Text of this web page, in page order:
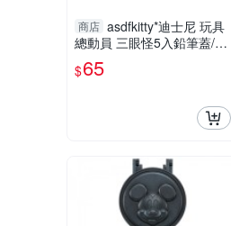
商店 asdfkitty*迪士尼 玩具
總動員 三眼怪5入鉛筆蓋/鉛
筆延長器/鉛筆套/鉛筆帽-日
本製
$65